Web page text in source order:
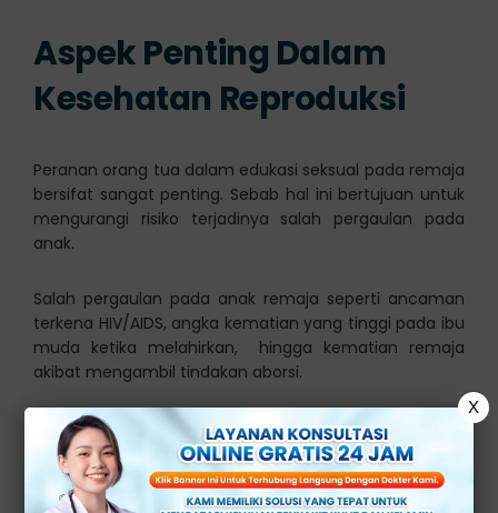
Aspek Penting Dalam
Kesehatan Reproduksi
Peranan orang tua dalam edukasi seksual pada remaja
bersifat sangat penting. Sebab hal ini bertujuan untuk
mengurangi risiko terjadinya salah pergaulan pada
anak.
Salah pergaulan pada anak remaja seperti ancaman
terkena HIV/AIDS, angka kematian yang tinggi pada ibu
muda ketika melahirkan, hingga kematian remaja
akibat mengambil tindakan aborsi.
Kurangnya edukasi tersebut akan berdampak negatif
bagi mental remaja. Kesehatan reproduksi adalah
kondisi kesehatan yang berhubungan dengan fungsi
dan sistem reproduksi pada pria dan wanita.
X